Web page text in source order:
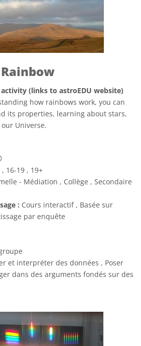
(links to astroEDU website)
how rainbows work, you can
its properties, learning about stars,
Universe.
Creative Commons (CC) Attribution 4.0
, 16-19 , 19+
- Médiation , Collège , Secondaire
: Cours interactif , Basée sur
par enquête
et interpréter des données , Poser
dans des arguments fondés sur des